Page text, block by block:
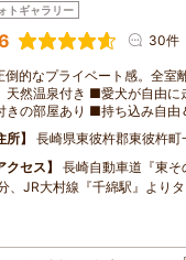
トギャラリー
30件
的なプライベート感。全室
天然温泉付き ■愛犬が自由に
きの部屋あり ■持ち込み自
所
長崎県東彼杵郡東彼杵
クセス
長崎自動車道『東
、JR大村線『千綿駅』より